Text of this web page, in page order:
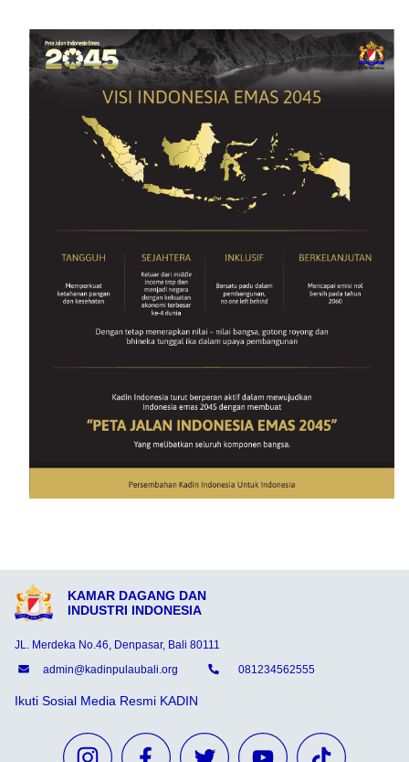
KAMAR DAGANG DAN
INDUSTRI INDONESIA
JL. Merdeka No.46, Denpasar, Bali 80111
admin@kadinpulaubali.org
081234562555
Ikuti Sosial Media Resmi KADIN